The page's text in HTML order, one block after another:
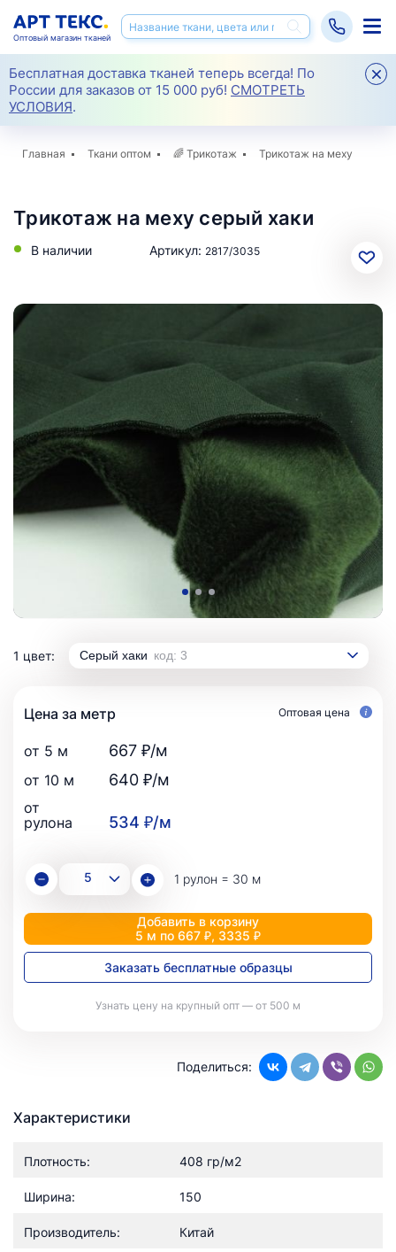
Бесплатная доставка тканей теперь всегда! По
России для заказов от 15 000 руб! СМОТРЕТЬ
УСЛОВИЯ.
Оптовый магазин тканей
Главная Ткани оптом 🌈 Трикотаж Трикотаж на меху
Трикотаж на меху серый хаки
В наличии Артикул: 2817/3035
1 цвет: Серый хаки код: 3
Цена за метр Оптовая цена
от 5 м 667 ₽/м
от 10 м 640 ₽/м
от
рулона
534 ₽/м
1 рулон = 30 м
Добавить в корзину
5 м по 667 ₽, 3335 ₽
Заказать бесплатные образцы
Узнать цену на крупный опт — от 500 м
Поделиться:
Характеристики
Плотность: 408 гр/м2
Ширина: 150
Производитель: Китай